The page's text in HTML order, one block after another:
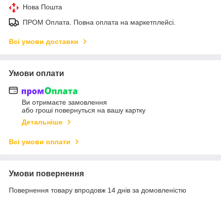
Нова Пошта
ПРОМ Оплата. Повна оплата на маркетплейсі.
Всі умови доставки
Умови оплати
Ви отримаєте замовлення
або гроші повернуться на вашу картку
Детальніше
Всі умови оплати
Умови повернення
Повернення товару впродовж 14 днів за домовленістю